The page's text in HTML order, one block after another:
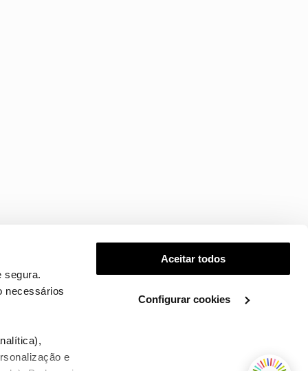
segura.
necessários
e
Aceitar todos
Configurar cookies